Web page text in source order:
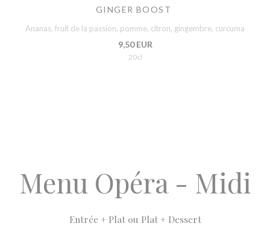
GINGER BOOST
Ananas, fruit de la passion, pomme, citron, gingembre, curcuma
9,50 EUR
20cl
Menu Opéra - Midi
Entrée + Plat ou Plat + Dessert